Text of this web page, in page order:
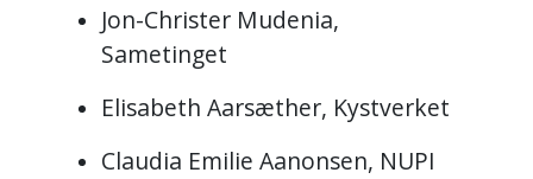
Jon-Christer Mudenia,
Sametinget
Elisabeth Aarsæther, Kystverket
Claudia Emilie Aanonsen, NUPI